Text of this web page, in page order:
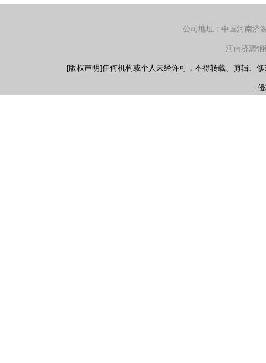
公司地址：中国河南
河南济源
[版权声明]任何机构或个人未经许可，不得转载、剪辑、
[